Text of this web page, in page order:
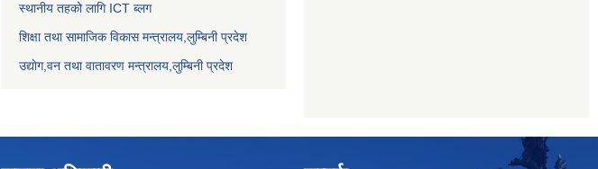
स्थानीय तहको लागि ICT ब्लग
शिक्षा तथा सामाजिक विकास मन्त्रालय,लुम्बिनी प्रदेश
उद्याेग,वन तथा वातावरण मन्त्रालय,लुम्बिनी प्रदेश